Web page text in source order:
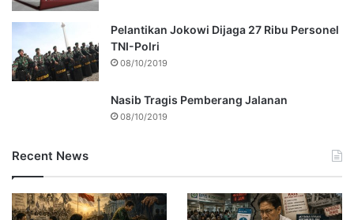
Pelantikan Jokowi Dijaga 27 Ribu Personel
TNI-Polri
08/10/2019
Nasib Tragis Pemberang Jalanan
08/10/2019
Recent News